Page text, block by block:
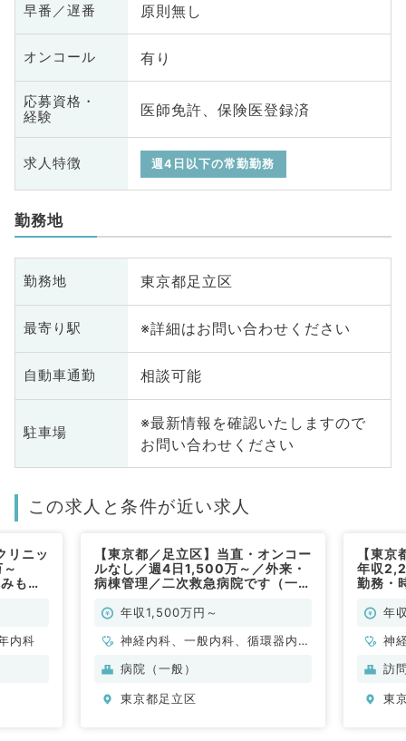
早番／遅番 原則無し
オンコール 有り
応募資格・
経験
医師免許、保険医登録済
求人特徴 週4日以下の常勤勤務
勤務地
勤務地 東京都足立区
最寄り駅 ※詳細はお問い合わせください
自動車通勤 相談可能
駐車場
※最新情報を確認いたしますので
お問い合わせください
この求人と条件が近い求人
リニッ
～
も相
内科
【東京都／足立区】当直・オンコー
ルなし／週4日1,500万～／外来・
病棟管理／二次救急病院です（一般
年収1,500万円～
神経内科、一般内科、循環器内
科、呼吸器内科、消化器内科、内
内科、血液内科
病院（一般）
東京都足立区
【東
年収
勤務・
ール年
神
形
小
訪
東